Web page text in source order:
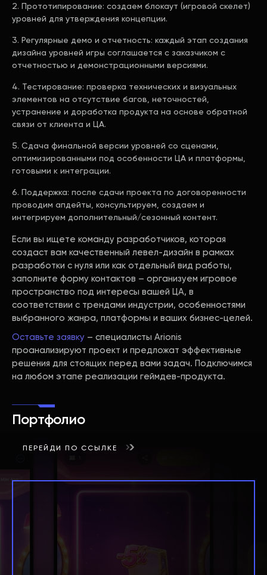
Прототипирование: создаем блокаут (игровой скелет)
уровней для утверждения концепции.
Регулярные демо и отчетность: каждый этап создания
дизайна уровней игры соглашается с заказчиком с
отчетностью и демонстрационными версиями.
Тестирование: проверка технических и визуальных
элементов на отсутствие багов, неточностей,
устранение и доработка продукта на основе обратной
связи от клиента и ЦА.
Сдача финальной версии уровней со сценами,
оптимизированными под особенности ЦА и платформы,
готовыми к интеграции.
Поддержка: после сдачи проекта по договоренности
проводим апдейты, консультируем, создаем и
интегрируем дополнительный/сезонный контент.
Если вы ищете команду разработчиков, которая
создаст вам качественный левел-дизайн в рамках
разработки с нуля или как отдельный вид работы,
заполните форму контактов – организуем игровое
пространство под интересы вашей ЦА, в
соответствии с трендами индустрии, особенностями
выбранного жанра, платформы и ваших бизнес-целей.
Оставьте заявку – специалисты Arionis
проанализируют проект и предложат эффективные
решения для стоящих перед вами задач. Подключимся
на любом этапе реализации геймдев-продукта.
Портфолио
ПЕРЕЙДИ ПО ССЫЛКЕ